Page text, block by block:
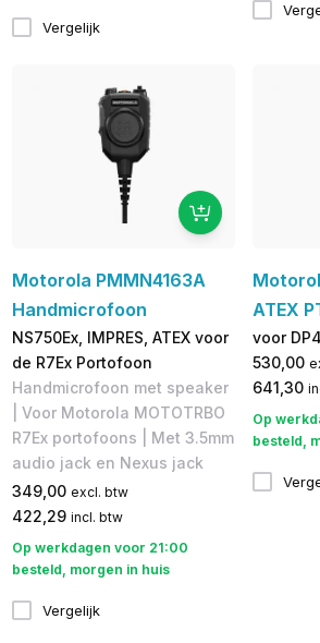
Vergelijk
Motorola PMMN4163A
Handmicrofoon
NS750Ex, IMPRES, ATEX voor
de R7Ex Portofoon
Handmicrofoon met speaker
| Voor Motorola MOTOTRBO
R7Ex portofoons | Met 3.5mm
audio jack en Nexus jack
349,00 excl. btw
422,29 incl. btw
Op werkdagen voor 21:00
besteld, morgen in huis
Vergelijk
ATEX
voor
530,00
641,30
Op
besteld,